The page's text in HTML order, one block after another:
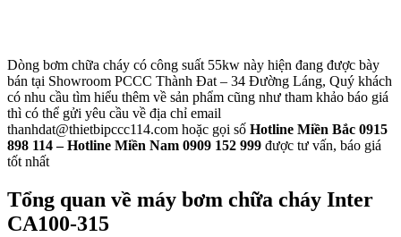
Dòng bơm chữa cháy có công suất 55kw này hiện đang được bày
bán tại Showroom PCCC Thành Đat – 34 Đường Láng, Quý khách
có nhu cầu tìm hiểu thêm về sản phẩm cũng như tham khảo báo giá
thì có thể gửi yêu cầu về địa chỉ email
thanhdat@thietbipccc114.com hoặc gọi số Hotline Miền Bắc 0915
898 114 – Hotline Miền Nam 0909 152 999 được tư vấn, báo giá
tốt nhất
Tổng quan về máy bơm chữa cháy Inter
CA100-315